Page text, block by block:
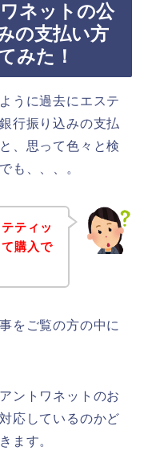
ネットの公
の支払い方
みた！
うに過去にエステ
行振り込みの支払
、思って色々と検
も、、、。
ティッ
購入で
をご覧の方の中に
ントワネットのお
応しているのかど
ます。